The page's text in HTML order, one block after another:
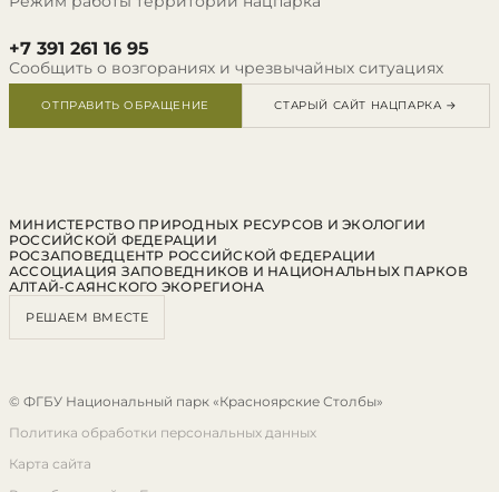
+7 391 261 16 95
Сообщить о возгораниях и чрезвычайных ситуациях
ОТПРАВИТЬ ОБРАЩЕНИЕ СТАРЫЙ САЙТ НАЦПАРКА →
МИНИСТЕРСТВО ПРИРОДНЫХ РЕСУРСОВ И ЭКОЛОГИИ
РОССИЙСКОЙ ФЕДЕРАЦИИ
РОСЗАПОВЕДЦЕНТР РОССИЙСКОЙ ФЕДЕРАЦИИ
АССОЦИАЦИЯ ЗАПОВЕДНИКОВ И НАЦИОНАЛЬНЫХ ПАРКОВ
АЛТАЙ-САЯНСКОГО ЭКОРЕГИОНА
РЕШАЕМ ВМЕСТЕ
© ФГБУ Национальный парк «Красноярские Столбы»
Политика обработки персональных данных
Карта сайта